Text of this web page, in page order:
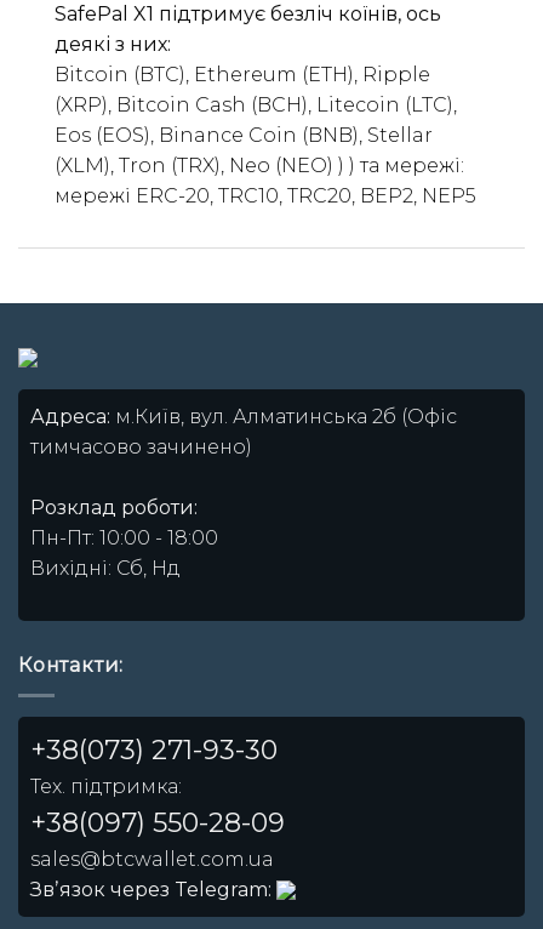
SafePal X1 підтримує безліч коїнів, ось
деякі з них:
Bitcoin (BTC), Ethereum (ETH), Ripple
(XRP), Bitcoin Cash (BCH), Litecoin (LTC),
Eos (EOS), Binance Coin (BNB), Stellar
(XLM), Tron (TRX), Neo (NEO) ) ) та мережі:
мережі ERC-20, TRC10, TRC20, BEP2, NEP5
Адреса: м.Київ, вул. Алматинська 2б (Офіс
тимчасово зачинено)
Розклад роботи:
Пн-Пт: 10:00 - 18:00
Вихідні: Сб, Нд
Контакти:
+38(073) 271-93-30
Тех. підтримка:
+38(097) 550-28-09
sales@btcwallet.com.ua
Звʼязок через Telegram: